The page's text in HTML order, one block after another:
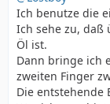
Ich benutze die
Ich sehe zu, daß
Öl ist.
Dann bringe ich
zweiten Finger
Die entstehende